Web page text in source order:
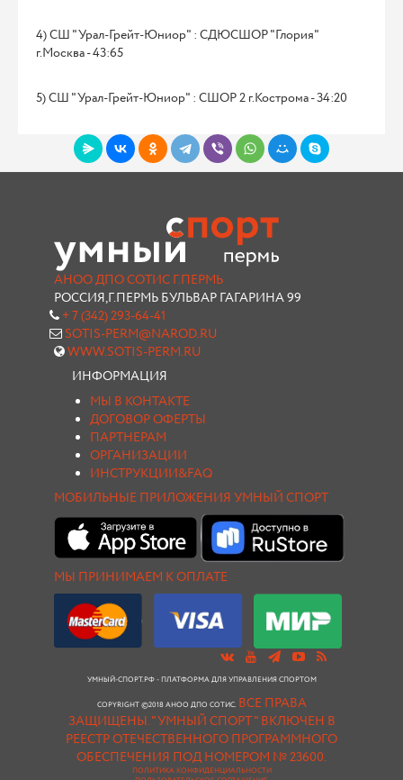
4) СШ "Урал-Грейт-Юниор" : СДЮСШОР "Глория"
г.Москва - 43:65
5) СШ "Урал-Грейт-Юниор" : СШОР 2 г.Кострома - 34:20
АНОО ДПО СОТИС Г.ПЕРМЬ
РОССИЯ,Г.ПЕРМЬ БУЛЬВАР ГАГАРИНА 99
+ 7 (342) 293-64-41
SOTIS-PERM@NAROD.RU
WWW.SOTIS-PERM.RU
ИНФОРМАЦИЯ
МЫ В КОНТАКТЕ
ДОГОВОР ОФЕРТЫ
ПАРТНЕРАМ
ОРГАНИЗАЦИИ
ИНСТРУКЦИИ&FAQ
МОБИЛЬНЫЕ ПРИЛОЖЕНИЯ УМНЫЙ СПОРТ
МЫ ПРИНИМАЕМ К ОПЛАТЕ
УМНЫЙ-СПОРТ.РФ - ПЛАТФОРМА ДЛЯ УПРАВЛЕНИЯ СПОРТОМ
COPYRIGHT ©2018 АНОО ДПО СОТИС. ВСЕ ПРАВА
ЗАЩИЩЕНЫ."УМНЫЙ СПОРТ " ВКЛЮЧЕН В
РЕЕСТР ОТЕЧЕСТВЕННОГО ПРОГРАММНОГО
ОБЕСПЕЧЕНИЯ ПОД НОМЕРОМ № 23600.
ПОЛИТИКА КОНФИДЕНЦИАЛЬНОСТИ